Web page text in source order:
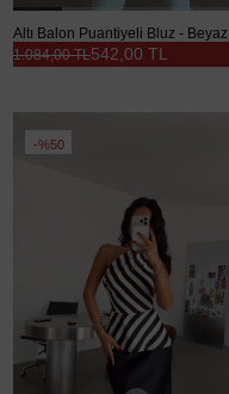
Altı Balon Puantiyeli Bluz - Beyaz
542,00 TL
1.084,00 TL
%50